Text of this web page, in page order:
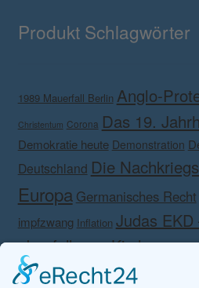
Produkt Schlagwörter
1989 Mauerfall Berlin Anglo-
Christentum Corona Das 19.
Demokratie heute Demonstration
Deutschland Die
Europa Germanisches Recht
impfzwang Inflation Judas
abgefallenen Kirche.
Schönheit 2020 Kampf gegen das